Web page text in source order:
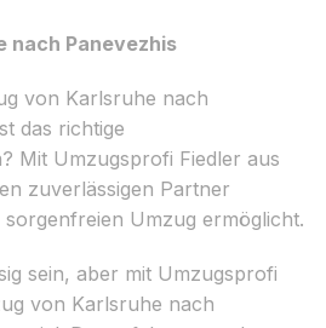
nach Panevezhis
von Karlsruhe nach
das richtige
Mit Umzugsprofi Fiedler aus
zuverlässigen Partner
Umzug ermöglicht.
sein, aber mit Umzugsprofi
von Karlsruhe nach